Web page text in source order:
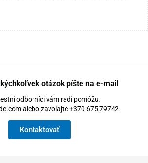
otázok píšte na e-mail
odborníci vám radi pomôžu.
alebo zavolajte+370 675 79742
Kontaktovať